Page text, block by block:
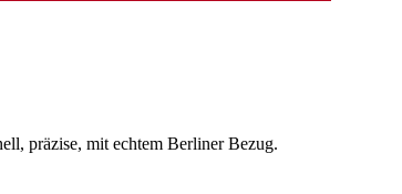
präzise, mit echtem Berliner Bezug.